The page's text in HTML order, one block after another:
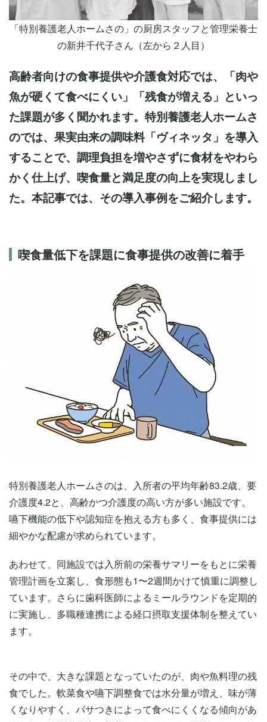
「特別養護老人ホームさの」の厨房スタッフと管理栄養士
の新井千代子さん（左から２人目）
高齢者向けの食事提供や介護食対応では、「肉や
魚が硬くて食べにくい」「残食が増える」といっ
た課題が多く聞かれます。特別養護老人ホームさ
のでは、果実由来の調味料「ヴィネッタ」を導入
することで、調理負担を増やさずに食材をやわら
かく仕上げ、喫食量と満足度の向上を実現しまし
た。本記事では、その導入事例をご紹介します。
喫食量低下を課題に食事提供の改善に着手
特別養護老人ホームさのは、入所者の平均年齢83.2歳、要
介護度4.2と、高齢かつ介護度の高い方が多い施設です。
嚥下機能の低下や認知症を抱える方も多く、食事提供には
細やかな配慮が求められています。
あわせて、同施設では入所前の栄養サマリーをもとに栄養
管理計画を立案し、食形態も1〜2週間かけて慎重に調整し
ています。さらに歯科医師によるミールラウンドを定期的
に実施し、多職種連携による経口摂取支援体制を整えてい
ます。
その中で、大きな課題となっていたのが、肉や魚料理の残
食でした。軟菜食や嚥下調整食では水分量が増え、味が薄
くなりやすく、パサつきによって食べにくくなる傾向があ